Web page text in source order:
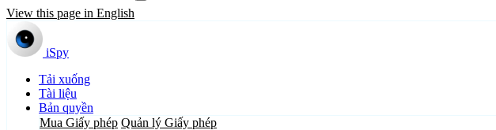
View this page in English
iSpy
Tải xuống
Tài liệu
Bản quyền
Mua Giấy phép Quản lý Giấy phép